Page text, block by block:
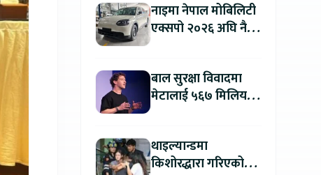
नाइमा नेपाल मोबिलिटी
एक्सपो २०२६ अघि नै
बाल सुरक्षा विवादमा
मेटालाई ५६७ मिलियन
थाइल्यान्डमा
किशोरद्धारा गरिएको